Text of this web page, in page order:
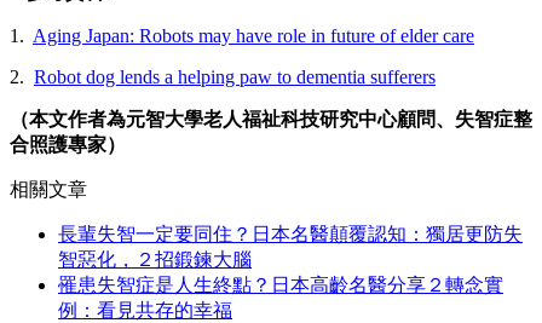
1. Aging Japan: Robots may have role in future of elder care
2. Robot dog lends a helping paw to dementia sufferers
（本文作者為元智大學老人福祉科技研究中心顧問、失智症整
合照護專家）​​
相關文章
長輩失智一定要同住？日本名醫顛覆認知：獨居更防失
智惡化，２招鍛鍊大腦
罹患失智症是人生終點？日本高齡名醫分享２轉念實
例：看見共存的幸福